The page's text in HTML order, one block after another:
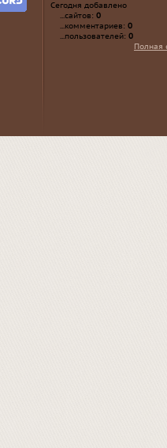
Сегодня добавлено
...сайтов: 0
...комментариев: 0
...пользователей: 0
Полная